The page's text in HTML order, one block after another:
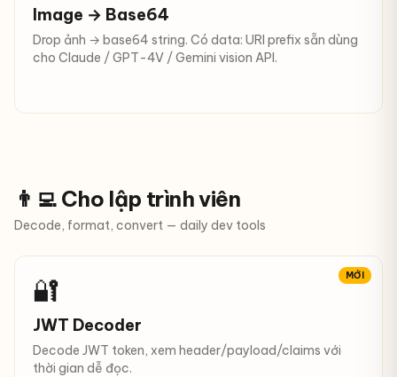
Image → Base64
Drop ảnh → base64 string. Có data: URI prefix sẵn dùng
cho Claude / GPT-4V / Gemini vision API.
👨‍💻 Cho lập trình viên
Decode, format, convert — daily dev tools
MỚI
🔐
JWT Decoder
Decode JWT token, xem header/payload/claims với
thời gian dễ đọc.